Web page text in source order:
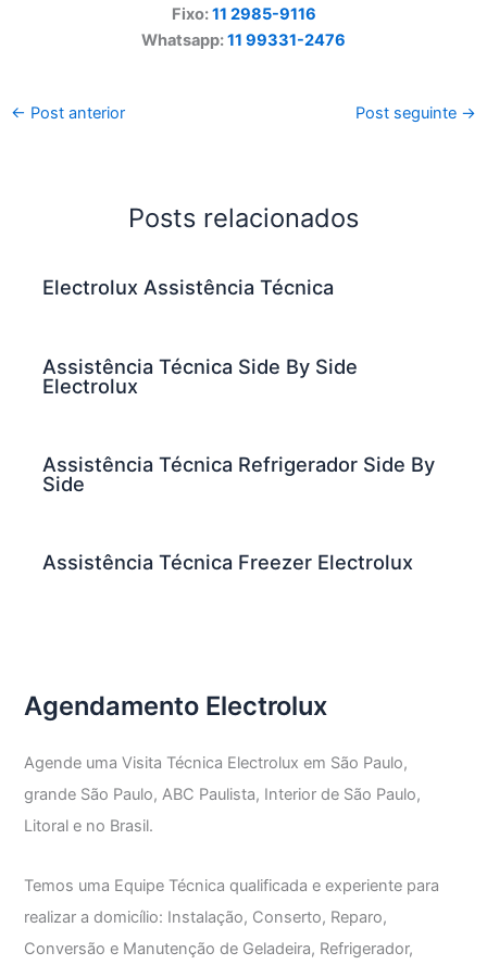
Fixo:11 2985-9116
Whatsapp:11 99331-2476
← Post anterior Post seguinte →
Posts relacionados
Electrolux Assistência Técnica
Assistência Técnica Side By Side
Electrolux
Assistência Técnica Refrigerador Side By
Side
Assistência Técnica Freezer Electrolux
Agendamento Electrolux
Agende uma Visita Técnica Electrolux em São Paulo,
grande São Paulo, ABC Paulista, Interior de São Paulo,
Litoral e no Brasil.
Temos uma Equipe Técnica qualificada e experiente para
realizar a domicílio: Instalação, Conserto, Reparo,
Conversão e Manutenção de Geladeira, Refrigerador,